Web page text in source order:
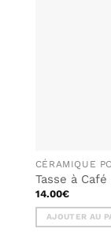
CÉRAMIQUE
Tasse à
14.00€
AJOUTER AU